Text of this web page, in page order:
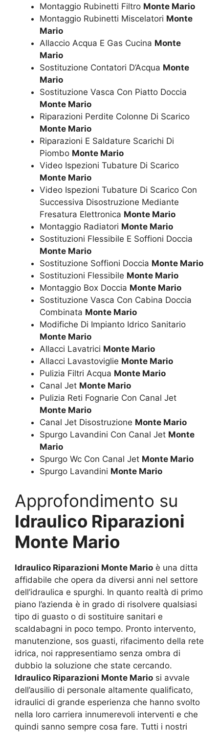
Montaggio Rubinetti Filtro Monte Mario
Montaggio Rubinetti Miscelatori Monte
Mario
Allaccio Acqua E Gas Cucina Monte
Mario
Sostituzione Contatori D’Acqua Monte
Mario
Sostituzione Vasca Con Piatto Doccia
Monte Mario
Riparazioni Perdite Colonne Di Scarico
Monte Mario
Riparazioni E Saldature Scarichi Di
Piombo Monte Mario
Video Ispezioni Tubature Di Scarico
Monte Mario
Video Ispezioni Tubature Di Scarico Con
Successiva Disostruzione Mediante
Fresatura Elettronica Monte Mario
Montaggio Radiatori Monte Mario
Sostituzioni Flessibile E Soffioni Doccia
Monte Mario
Sostituzione Soffioni Doccia Monte Mario
Sostituzioni Flessibile Monte Mario
Montaggio Box Doccia Monte Mario
Sostituzione Vasca Con Cabina Doccia
Combinata Monte Mario
Modifiche Di Impianto Idrico Sanitario
Monte Mario
Allacci Lavatrici Monte Mario
Allacci Lavastoviglie Monte Mario
Pulizia Filtri Acqua Monte Mario
Canal Jet Monte Mario
Pulizia Reti Fognarie Con Canal Jet
Monte Mario
Canal Jet Disostruzione Monte Mario
Spurgo Lavandini Con Canal Jet Monte
Mario
Spurgo Wc Con Canal Jet Monte Mario
Spurgo Lavandini Monte Mario
Approfondimento su
Idraulico Riparazioni
Monte Mario
Idraulico Riparazioni Monte Mario è una ditta
affidabile che opera da diversi anni nel settore
dell’idraulica e spurghi. In quanto realtà di primo
piano l’azienda è in grado di risolvere qualsiasi
tipo di guasto o di sostituire sanitari e
scaldabagni in poco tempo. Pronto intervento,
manutenzione, sos guasti, rifacimento della rete
idrica, noi rappresentiamo senza ombra di
dubbio la soluzione che state cercando.
Idraulico Riparazioni Monte Mario si avvale
dell’ausilio di personale altamente qualificato,
idraulici di grande esperienza che hanno svolto
nella loro carriera innumerevoli interventi e che
quindi sanno sempre cosa fare. Tutti i nostri